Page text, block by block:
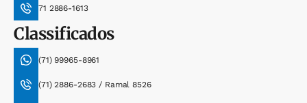
71 2886-1613
Classificados
(71) 99965-8961
(71) 2886-2683 / Ramal 8526